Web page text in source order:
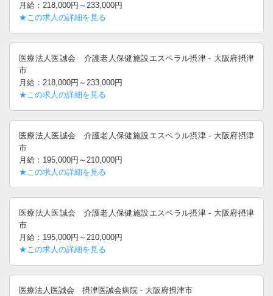
月給：218,000円～233,000円
★この求人の詳細を見る
医療法人医誠会 介護老人保健施設エスペラル摂津 - 大阪府摂津
市
月給：218,000円～233,000円
★この求人の詳細を見る
医療法人医誠会 介護老人保健施設エスペラル摂津 - 大阪府摂津
市
月給：195,000円～210,000円
★この求人の詳細を見る
医療法人医誠会 介護老人保健施設エスペラル摂津 - 大阪府摂津
市
月給：195,000円～210,000円
★この求人の詳細を見る
医療法人医誠会 摂津医誠会病院 - 大阪府摂津市